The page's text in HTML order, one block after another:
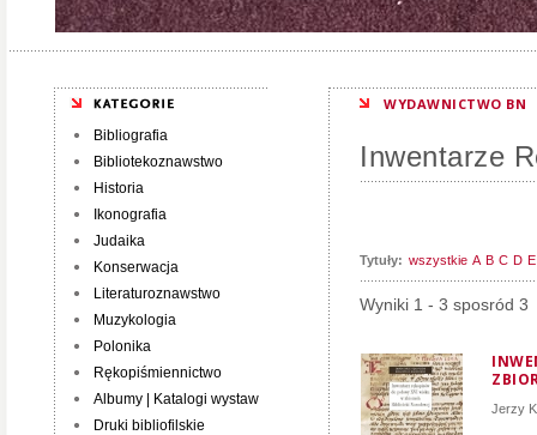
Bibliografia
Bibliotekoznawstwo
Historia
Ikonografia
Judaika
Konserwacja
Literaturoznawstwo
Muzykologia
Polonika
Rękopiśmiennictwo
Albumy | Katalogi wystaw
Druki bibliofilskie
WYDAWNICTWO BN
Inwentarze
Tytuły: wszystkie A B C D E
Wyniki 1 - 3 sposród 3
Jerzy